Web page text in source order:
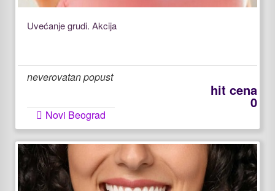
Uvećanje grudi. Akcija
neverovatan popust
hit cena
0
Novi Beograd